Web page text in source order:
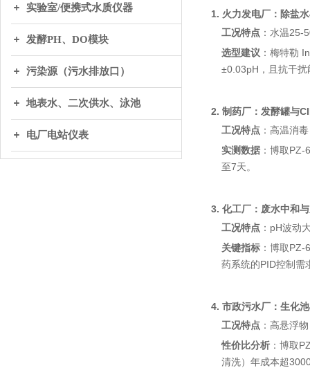
实验室/便携式水质仪器
发酵PH、DO模块
污染源（污水排放口）
地表水、二次供水、泳池
电厂电站仪表
1. 火力发电厂：除盐
工况特点 ：水温
选型建议 ：梅特勒
±0.03pH，且抗干扰
2. 制药厂：发酵罐与
工况特点 ：高温消
实测数据 ：博取
至7天。
3. 化工厂：废水中和
工况特点 ：pH波动
关键指标 ：博取
药系统的PID控制需
4. 市政污水厂：生化
工况特点 ：高悬浮
性价比分析 ：博取
清洗）年成本超